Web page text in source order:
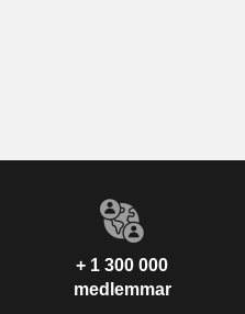
+ 1 300 000
medlemmar